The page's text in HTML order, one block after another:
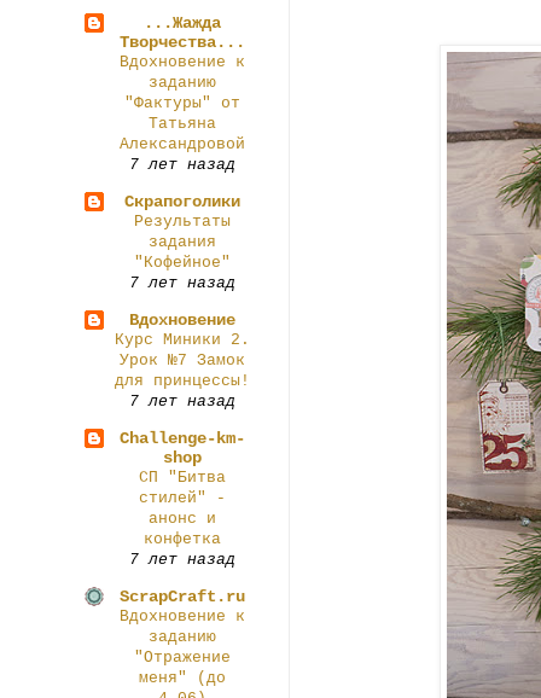
...Жажда
Творчества...
Вдохновение к
заданию
"Фактуры" от
Татьяна
Александровой
7 лет назад
Скрапоголики
Результаты
задания
"Кофейное"
7 лет назад
Вдохновение
Курс Миники 2.
Урок №7 Замок
для принцессы!
7 лет назад
Challenge-km-
shop
СП "Битва
стилей" -
анонс и
конфетка
7 лет назад
ScrapCraft.ru
Вдохновение к
заданию
"Отражение
меня" (до